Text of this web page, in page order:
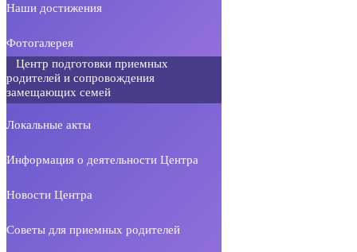
Наши достижения
Фотогалерея
Центр подготовки приемных
родителей и сопровождения
замещающих семей
Локальные акты
Информация о деятельности Центра
Новости Центра
Советы для приемных родителей